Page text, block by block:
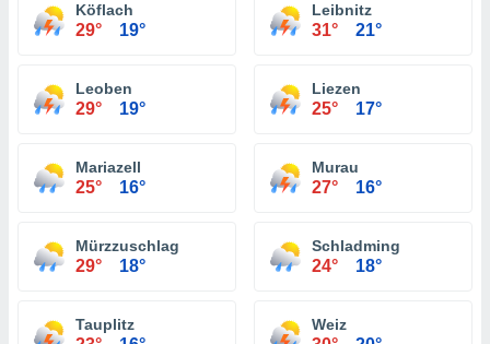
Köflach
29° 19°
Leibnitz
31° 21°
Leoben
29° 19°
Liezen
25° 17°
Mariazell
25° 16°
Murau
27° 16°
Mürzzuschlag
29° 18°
Schladming
24° 18°
Tauplitz Weiz